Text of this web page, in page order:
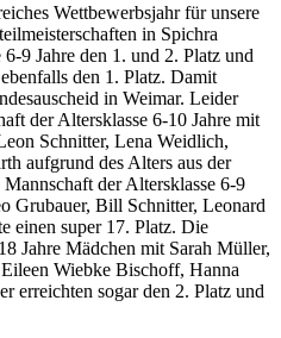
Wettbewerbsjahr für unsere
in Spichra
9 Jahre den 1. und 2. Platz und
den 1. Platz. Damit
in Weimar. Leider
der Altersklasse 6-10 Jahre mit
Schnitter, Lena Weidlich,
aufgrund des Alters aus der
der Altersklasse 6-9
Grubauer, Bill Schnitter, Leonard
einen super 17. Platz. Die
Jahre Mädchen mit Sarah Müller,
Wiebke Bischoff, Hanna
erreichten sogar den 2. Platz und